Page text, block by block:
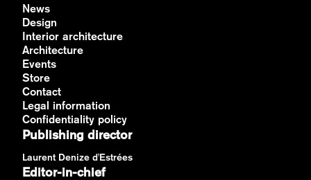
News
Design
Interior architecture
Architecture
Events
Store
Contact
Legal information
Confidentiality policy
Publishing director
Laurent Denize d'Estrées
Editor-in-chief